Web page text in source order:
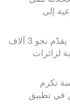
إلى
مركز الثقافة الأسرية يقدّم نحو 3 آلاف
لزائرات
تكرم
في تطبيق